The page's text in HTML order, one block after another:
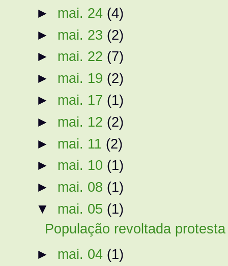
► mai. 24 (4)
► mai. 23 (2)
► mai. 22 (7)
► mai. 19 (2)
► mai. 17 (1)
► mai. 12 (2)
► mai. 11 (2)
► mai. 10 (1)
► mai. 08 (1)
▼ mai. 05 (1)
População revoltada
► mai. 04 (1)